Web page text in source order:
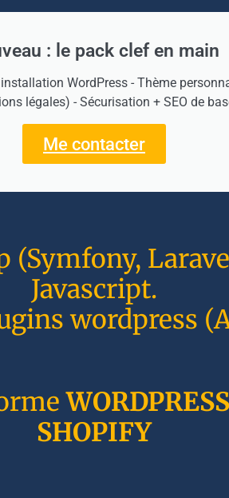
: le pack clef en main
WordPress - Thème
légales) - Sécurisation + SEO de
Me contacter
Javascript.
wordpress
WORDPRESS
SHOPIFY